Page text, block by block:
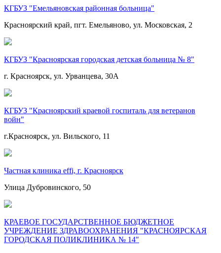
КГБУЗ "Емельяновская районная больница"
Красноярский край, пгт. Емельяново, ул. Московская, 2
КГБУЗ "Красноярская городская детская больница № 8"
г. Красноярск, ул. Урванцева, 30А
КГБУЗ "Красноярский краевой госпиталь для ветеранов
войн"
г.Красноярск, ул. Вильского, 11
Частная клиника effi, г. Красноярск
Улица Дубровинского, 50
КРАЕВОЕ ГОСУДАРСТВЕННОЕ БЮДЖЕТНОЕ
УЧРЕЖДЕНИЕ ЗДРАВООХРАНЕНИЯ "КРАСНОЯРСКАЯ
ГОРОДСКАЯ ПОЛИКЛИНИКА № 14"